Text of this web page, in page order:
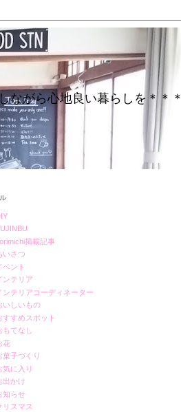
ながら心地良い暮らしを＊＊＊
掲載記事
いさつ
ベント
ンテリア
ンテリアコーディネーター
いしいもの
すすめスポット
もてなし
花
菓子づくり
気に入り
出かけ
知らせ
リスマス